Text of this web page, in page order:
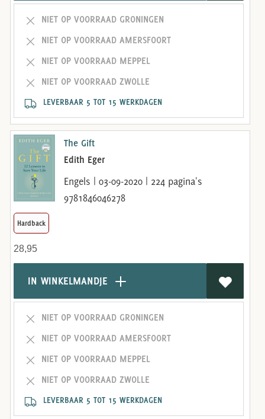
NIET OP VOORRAAD GRONINGEN
NIET OP VOORRAAD AMERSFOORT
NIET OP VOORRAAD MEPPEL
NIET OP VOORRAAD ZWOLLE
LEVERBAAR 5 TOT 15 WERKDAGEN
The Gift
Edith Eger
Engels | 03-09-2020 | 224 pagina's
9781846046278
Hardback
28,95
IN WINKELMANDJE
NIET OP VOORRAAD GRONINGEN
NIET OP VOORRAAD AMERSFOORT
NIET OP VOORRAAD MEPPEL
NIET OP VOORRAAD ZWOLLE
LEVERBAAR 5 TOT 15 WERKDAGEN